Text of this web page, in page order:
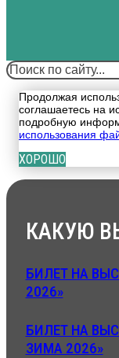
Поиск
Продолжая
соглашаетесь на
подробную
использования
ХОРОШО
КАКУЮ
БИЛЕТ НА
2026»
БИЛЕТ НА
ЗИМА 2026»